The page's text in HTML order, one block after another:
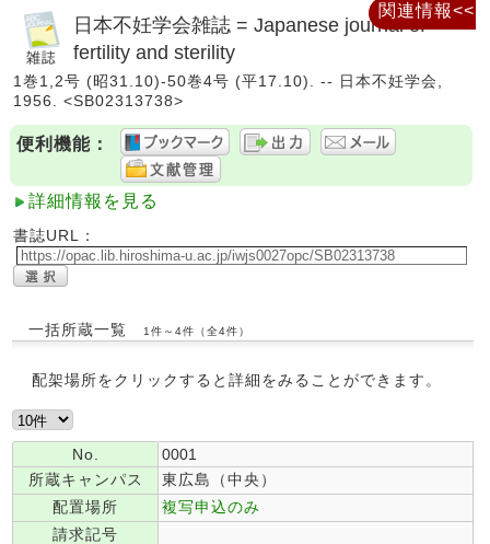
日本不妊学会雑誌 = Japanese journal of
fertility and sterility
1巻1,2号 (昭31.10)-50巻4号 (平17.10). -- 日本不妊学会,
1956. <SB02313738>
便利機能：
詳細情報を見る
書誌URL：
一括所蔵一覧 1件～4件（全4件）
配架場所をクリックすると詳細をみることができます。
No.
0001
所蔵キャンパス
東広島（中央）
配置場所
複写申込のみ
請求記号
関連情報<<